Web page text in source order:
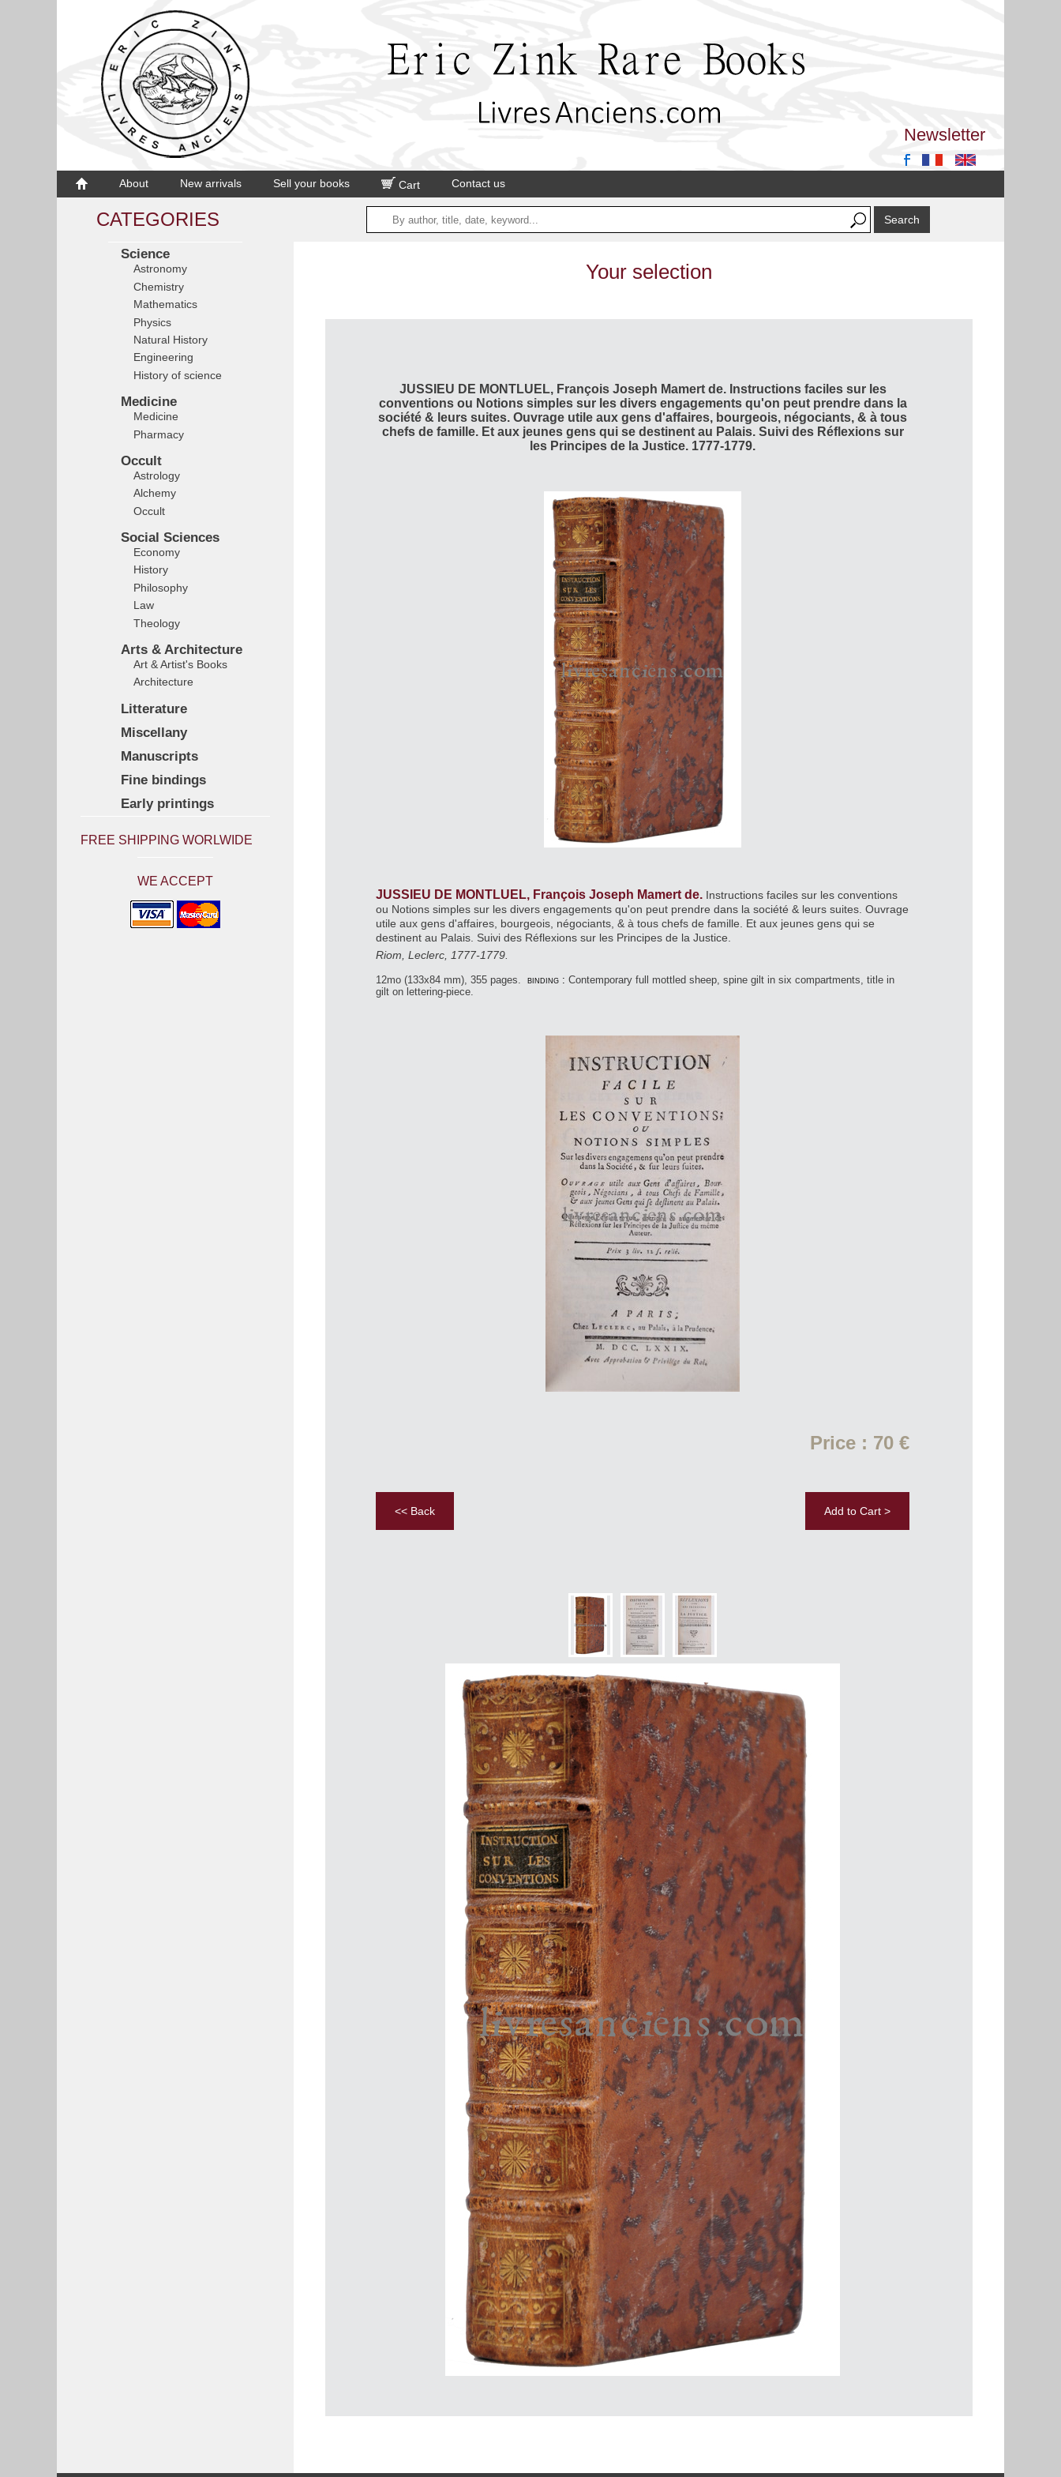
Newsletter
About New arrivals Sell your books Cart Contact us
CATEGORIES
Science
Astronomy
Chemistry
Mathematics
Physics
Natural History
Engineering
History of science
Medicine
Medicine
Pharmacy
Occult
Astrology
Alchemy
Occult
Social Sciences
Economy
History
Philosophy
Law
Theology
Arts & Architecture
Art & Artist's Books
Architecture
Litterature
Miscellany
Manuscripts
Fine bindings
Early printings
FREE SHIPPING WORLWIDE
WE ACCEPT
Your selection
JUSSIEU DE MONTLUEL, François Joseph Mamert de. Instructions faciles sur les
conventions ou Notions simples sur les divers engagements qu'on peut prendre dans la
société & leurs suites. Ouvrage utile aux gens d'affaires, bourgeois, négociants, & à tous
chefs de famille. Et aux jeunes gens qui se destinent au Palais. Suivi des Réflexions sur
les Principes de la Justice. 1777-1779.
JUSSIEU DE MONTLUEL, François Joseph Mamert de. Instructions faciles sur les conventions
ou Notions simples sur les divers engagements qu'on peut prendre dans la société & leurs suites. Ouvrage
utile aux gens d'affaires, bourgeois, négociants, & à tous chefs de famille. Et aux jeunes gens qui se
destinent au Palais. Suivi des Réflexions sur les Principes de la Justice.
Riom, Leclerc, 1777-1779.
12mo (133x84 mm), 355 pages. binding : Contemporary full mottled sheep, spine gilt in six compartments, title in
gilt on lettering-piece.
Price : 70 €
<< Back Add to Cart >